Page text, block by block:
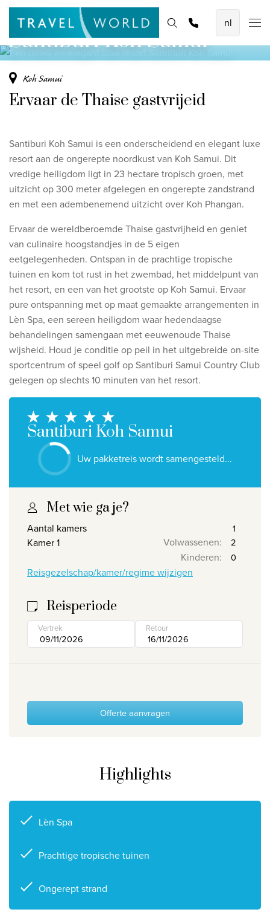
De mooiste vliegvakanties
Baoase Luxury Resort Curaçao
Lux* Grand Baie Resort Mauritius
Constance Halaveli Maldives
Bekijk alle vliegvakanties
Unieke rondreizen
8-daagse Emiraten Ontdekkingsreis
Fly & Drive - Kleuren van Yucatan
Ontdekking Sri Lanka
Bekijk alle rondreizen
Ontdek onze thema's
Huwelijksreis
Adults only
Luxury
Bekijk alle thema's
De beste aanbiedingen
IKYK Malta
Dhigali Resort Maldives
SALT of Palmar Mauritius
Bekijk alle promoties
Over Travelworld
Waarom Travelworld
Onze bestemmingen
Contacteer ons
Onze reiskantoren
Vacatures
©2026
Homepage Bestemmingen Thema's Promoties
Offerte aanvragen
Een uniek en elegant luxe resort
Santiburi Koh Samui
Koh Samui
Ervaar de Thaise gastvrijeid
Santiburi Koh Samui is een onderscheidend en elegant luxe
resort aan de ongerepte noordkust van Koh Samui. Dit
vredige heiligdom ligt in 23 hectare tropisch groen, met
uitzicht op 300 meter afgelegen en ongerepte zandstrand
en met een adembenemend uitzicht over Koh Phangan.
Ervaar de wereldberoemde Thaise gastvrijheid en geniet
van culinaire hoogstandjes in de 5 eigen
eetgelegenheden. Ontspan in de prachtige tropische
tuinen en kom tot rust in het zwembad, het middelpunt van
het resort, en een van het grootste op Koh Samui. Ervaar
pure ontspanning met op maat gemaakte arrangementen in
Lèn Spa, een sereen heiligdom waar hedendaagse
behandelingen samengaan met eeuwenoude Thaise
wijsheid. Houd je conditie op peil in het uitgebreideon-site
sportcentrum of speel golf op Santiburi Samui Country Club
gelegen op slechts 10 minuten van het resort.
Santiburi Koh Samui
Uw pakketreis wordt samengesteld...
Met wie ga je?
Aantal kamers
Kamer 1
Volwassenen:
Kinderen:
Reisgezelschap/kamer/regime wijzigen
Reisperiode
Vertrek Retour
Offerte aanvragen
Highlights
Lèn Spa
Prachtige tropische tuinen
Ongerept strand